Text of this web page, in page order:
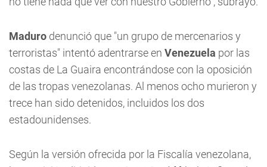
Maduro denunció que "un grupo de mercenarios y
terroristas" intentó adentrarse en Venezuela por las
costas de La Guaira encontrándose con la oposición
de las tropas venezolanas. Al menos ocho murieron y
trece han sido detenidos, incluidos los dos
estadounidenses.
Según la versión ofrecida por la Fiscalía venezolana,